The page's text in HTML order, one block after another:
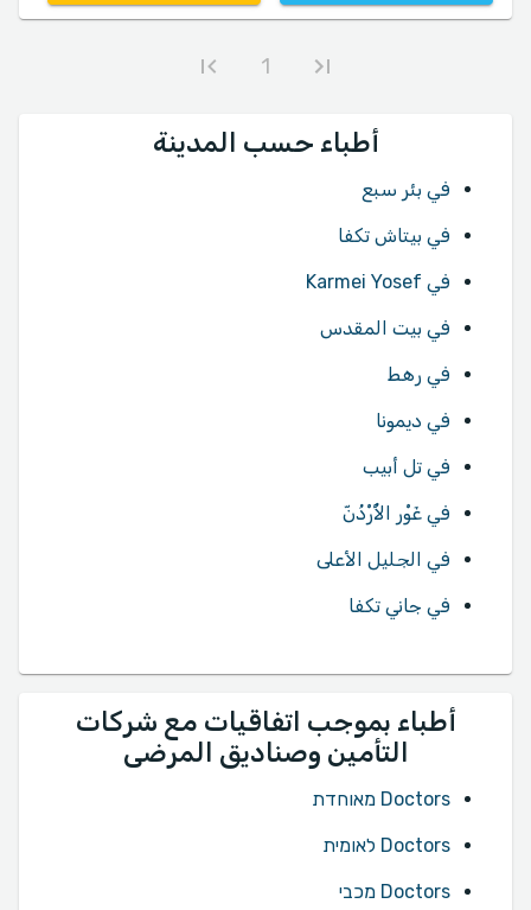
1
أطباء حسب المدينة
في بئر سبع
في بيتاش تكفا
في Karmei Yosef
في بيت المقدس
في رهط
في ديمونا
في تل أبيب
في غَوْر الأُرْدُنّ
في الجليل الأعلى
في جاني تكفا
أطباء بموجب اتفاقيات مع شركات
التأمين وصناديق المرضى
Doctors מאוחדת
Doctors לאומית
Doctors מכבי